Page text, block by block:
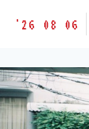
胶
味
道
LETSFILM
'26 08 06